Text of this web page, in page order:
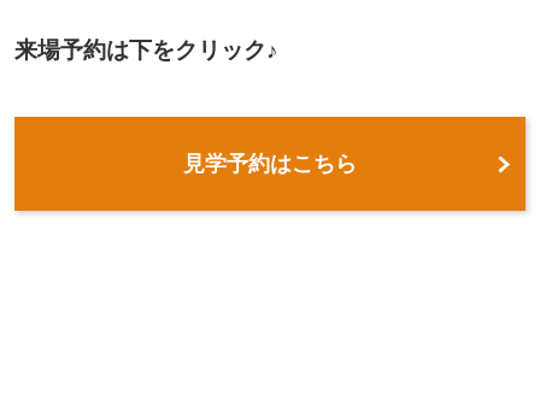
来場予約は下をクリック♪
見学予約はこちら